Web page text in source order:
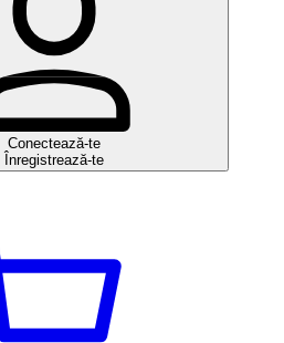
Conectează-te
Înregistrează-te